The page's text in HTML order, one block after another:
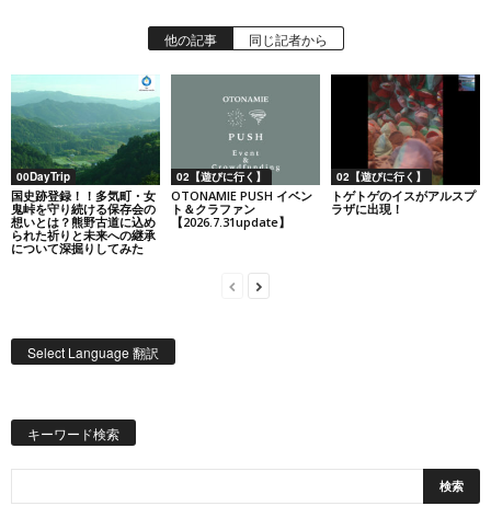
他の記事 同じ記者から
00DayTrip
国史跡登録！！多気町・女
鬼峠を守り続ける保存会の
想いとは？熊野古道に込め
られた祈りと未来への継承
について深掘りしてみた
02【遊びに行く】
OTONAMIE PUSH イベン
ト＆クラファン
【2026.7.31update】
02【遊びに行く】
トゲトゲのイスがアルスプ
ラザに出現！
Select Language 翻訳
キーワード検索